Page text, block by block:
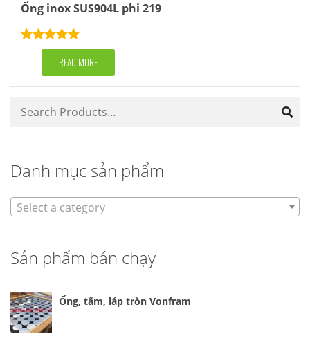
Ống inox SUS904L phi 219
Rated5.00
out of 5READ MORE
Danh mục sản phẩm
Select a category
Sản phẩm bán chạy
Ống, tấm, láp tròn Vonfram